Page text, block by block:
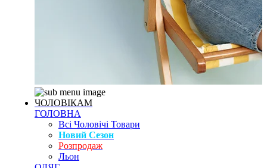
ЧОЛОВІКАМ
ГОЛОВНА
Всі Чоловічі Товари
Новий Сезон
Розпродаж
Льон